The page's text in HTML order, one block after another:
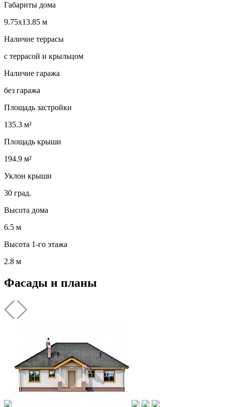
Габариты дома
9.75х13.85 м
Наличие террасы
с террасой и крыльцом
Наличие гаража
без гаража
Площадь застройки
135.3 м²
Площадь крыши
194.9 м²
Уклон крыши
30 град.
Высота дома
6.5 м
Высота 1-го этажа
2.8 м
Фасады и планы